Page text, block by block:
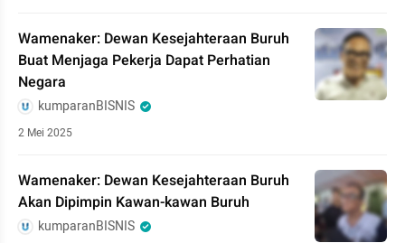
Wamenaker: Dewan Kesejahteraan Buruh
Buat Menjaga Pekerja Dapat Perhatian
Negara
kumparanBISNIS
2 Mei 2025
Wamenaker: Dewan Kesejahteraan Buruh
Akan Dipimpin Kawan-kawan Buruh
kumparanBISNIS